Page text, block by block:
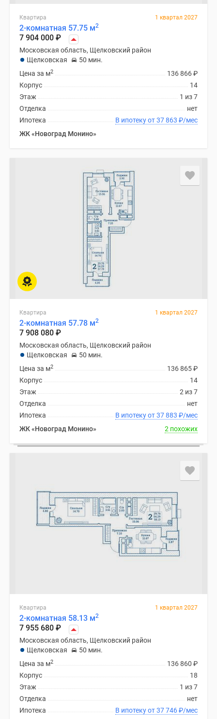
Квартира 1 квартал 2027
2-комнатная 57.75 м2
7 904 000 ₽
Московская область, Щелковский район
Щелковская
50 мин.
136 866₽
Цена за м2
14
Корпус
1 из 7
Этаж
нет
Отделка
В ипотеку от 37 863 ₽/мес
Ипотека
ЖК «Новоград Монино»
Квартира 1 квартал 2027
2-комнатная 57.78 м2
7 908 080 ₽
Московская область, Щелковский район
Щелковская
50 мин.
136 865₽
Цена за м2
14
Корпус
2 из 7
Этаж
нет
Отделка
В ипотеку от 37 883 ₽/мес
Ипотека
ЖК «Новоград Монино»
2 похожих
Квартира 1 квартал 2027
2-комнатная 58.13 м2
7 955 680 ₽
Московская область, Щелковский район
Щелковская
50 мин.
136 860 ₽
Цена за м2
18
Корпус
1 из 7
Этаж
нет
Отделка
В ипотеку от 37 746₽/мес
Ипотека